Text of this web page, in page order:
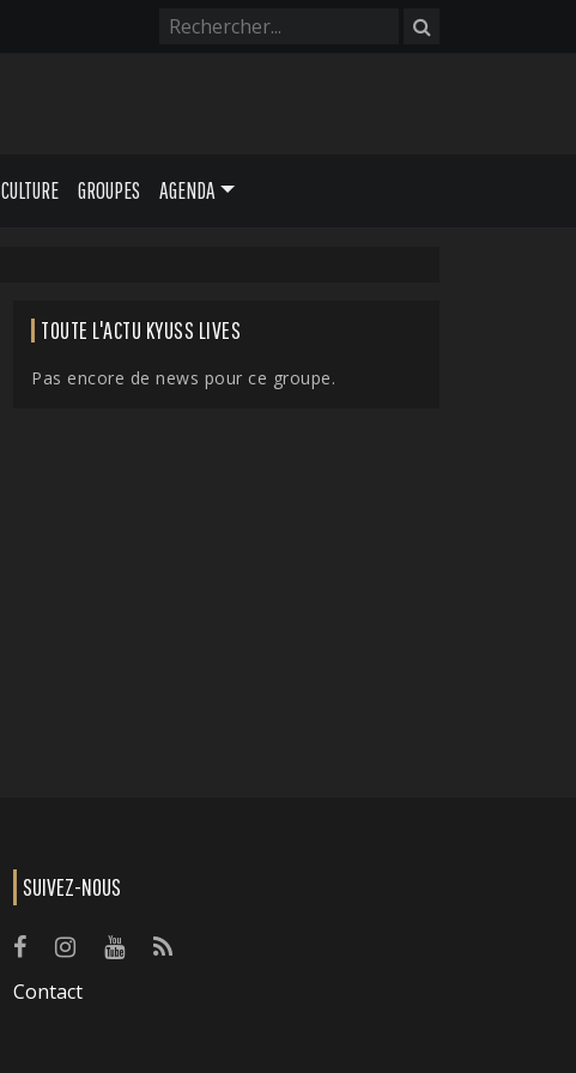
CULTURE GROUPES AGENDA
TOUTE L'ACTU KYUSS LIVES
Pas encore de news pour ce groupe.
SUIVEZ-NOUS
Contact